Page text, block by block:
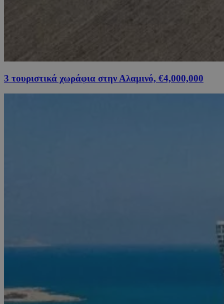
3 τουριστικά χωράφια στην Αλαμινό, €4,000,000